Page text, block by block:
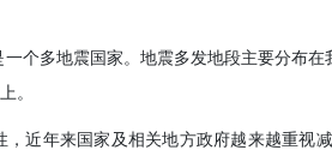
个多地震国家。地震多发地段主要分布
。
，近年来国家及相关地方政府越来越重视